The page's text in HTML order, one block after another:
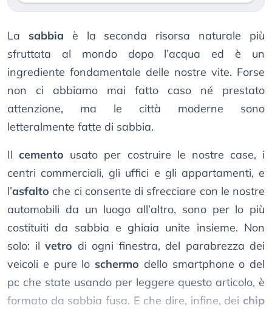
La sabbia è la seconda risorsa naturale più
sfruttata al mondo dopo l’acqua ed è un
ingrediente fondamentale delle nostre vite. Forse
non ci abbiamo mai fatto caso né prestato
attenzione, ma le città moderne sono
letteralmente fatte di sabbia.
Ilcemento usato per costruire le nostre case, i
centri commerciali, gli uffici e gli appartamenti, e
l’asfalto che ci consente di sfrecciare con le nostre
automobili da un luogo all’altro, sono per lo più
costituiti da sabbia e ghiaia unite insieme. Non
solo: il vetro di ogni finestra, del parabrezza dei
veicoli e pure lo schermo dello smartphone o del
pc che state usando per leggere questo articolo, è
formato da sabbia fusa. E che dire, infine, dei chip